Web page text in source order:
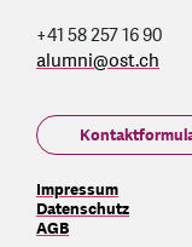
+41 58 257 16 90
alumni@ost.ch
Impressum
Datenschutz
AGB